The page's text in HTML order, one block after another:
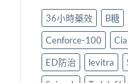
36小時藥效
B糖
Cenforce-100
ED防治
levitra